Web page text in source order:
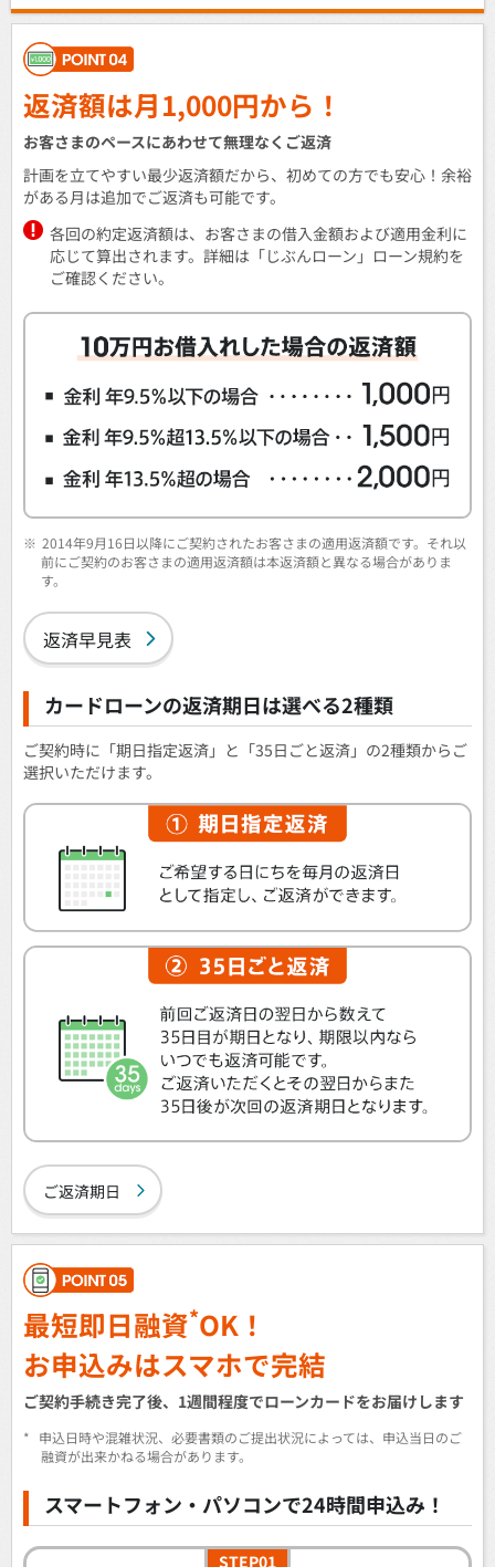
返済額は月1,000円から！
お客さまのペースにあわせて無理なくご返済
計画を立てやすい最少返済額だから、初めての方でも安心！余裕
がある月は追加でご返済も可能です。
各回の約定返済額は、お客さまの借入金額および適用金利に
応じて算出されます。詳細は「じぶんローン」ローン規約を
ご確認ください。
※ 2014年9月16日以降にご契約されたお客さまの適用返済額です。それ以
前にご契約のお客さまの適用返済額は本返済額と異なる場合がありま
す。
返済早見表
カードローンの返済期日は選べる2種類
ご契約時に「期日指定返済」と「35日ごと返済」の2種類からご
選択いただけます。
ご返済期日
最短即日融資*OK！
お申込みはスマホで完結
ご契約手続き完了後、1週間程度でローンカードをお届けします
* 申込日時や混雑状況、必要書類のご提出状況によっては、申込当日のご
融資が出来かねる場合があります。
スマートフォン・パソコンで24時間申込み！
STEP01